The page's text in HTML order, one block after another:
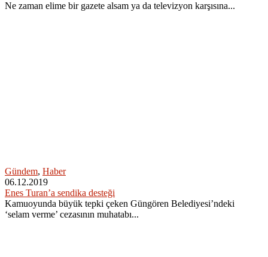
Ne zaman elime bir gazete alsam ya da televizyon karşısına...
Gündem, Haber
06.12.2019
Enes Turan’a sendika desteği
Kamuoyunda büyük tepki çeken Güngören Belediyesi’ndeki
‘selam verme’ cezasının muhatabı...